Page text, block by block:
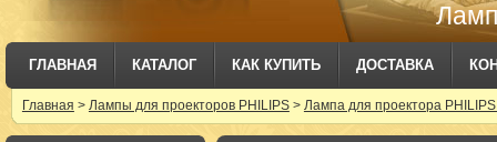
ГЛАВНАЯ КАТАЛОГ КАК КУПИТЬ ДОСТАВКА
Главная > Лампы для проекторов PHILIPS> Лампа для проектора